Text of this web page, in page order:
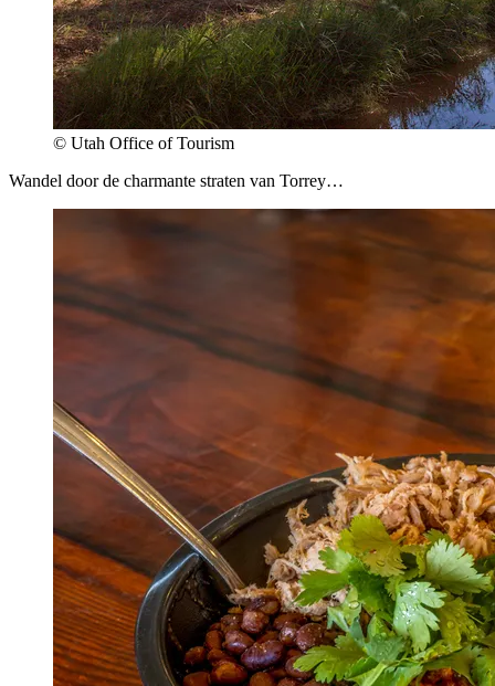
© Utah Office of Tourism
Wandel door de charmante straten van Torrey…